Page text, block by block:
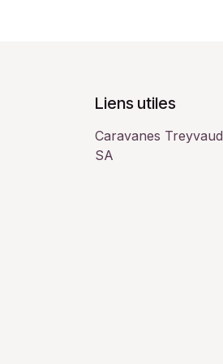
Liens utiles
Caravanes Treyvaud
SA